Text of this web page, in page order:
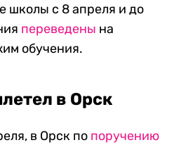
школы с 8 апреля и до
переведены на
обучения.
в Орск
в Орск по поручению